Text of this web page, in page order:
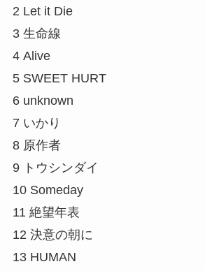
2 Let it Die
3 生命線
4 Alive
5 SWEET HURT
6 unknown
7 いかり
8 原作者
9 トウシンダイ
10 Someday
11 絶望年表
12 決意の朝に
13 HUMAN